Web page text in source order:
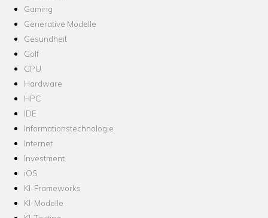
Gaming
Generative Modelle
Gesundheit
Golf
GPU
Hardware
HPC
IDE
Informationstechnologie
Internet
Investment
iOS
KI-Frameworks
KI-Modelle